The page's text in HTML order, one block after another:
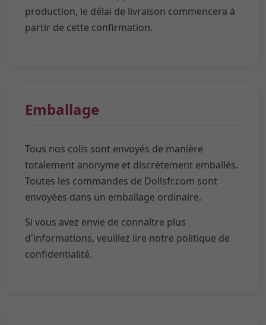
production, le délai de livraison commencera à
partir de cette confirmation.
Emballage
Tous nos colis sont envoyés de manière
totalement anonyme et discrètement emballés.
Toutes les commandes de Dollsfr.com sont
envoyées dans un emballage ordinaire.
Si vous avez envie de connaître plus
d'informations, veuillez lire notre politique de
confidentialité.